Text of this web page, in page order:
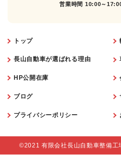
営業時間 10:00～
トップ
長山自動車が選ばれる理由
HP公開在庫
ブログ
プライバシーポリシー
©2021 有限会社長山自動車整備